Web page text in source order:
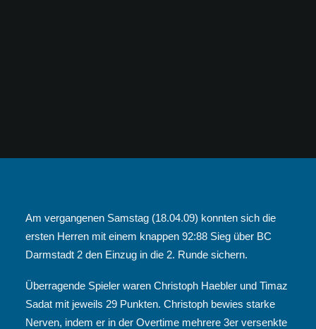
Am vergangenen Samstag (18.04.09) konnten sich die
ersten Herren mit einem knappen 92:88 Sieg über BC
Darmstadt 2 den Einzug in die 2. Runde sichern.
Überragende Spieler waren Christoph Haebler und Timaz
Sadat mit jeweils 29 Punkten. Christoph bewies starke
Nerven, indem er in der Overtime mehrere 3er versenkte